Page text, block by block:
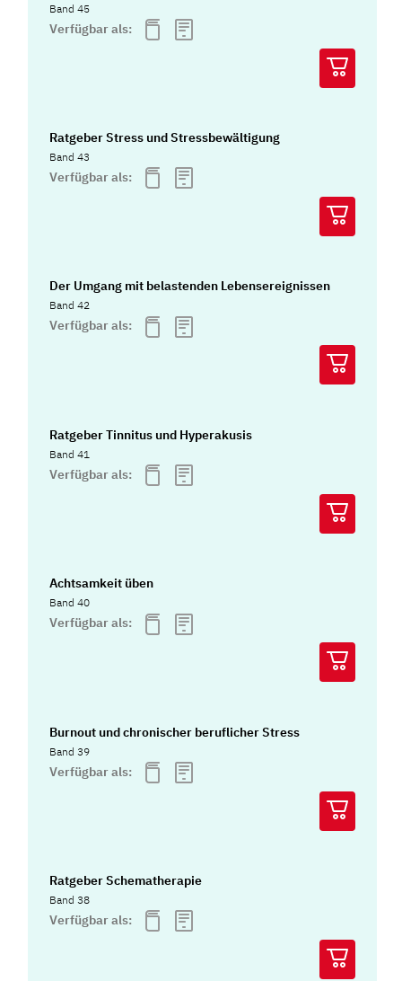
Band 45
Verfügbar als:
Ratgeber Stress und Stressbewältigung
Band 43
Verfügbar als:
Der Umgang mit belastenden Lebensereignissen
Band 42
Verfügbar als:
Ratgeber Tinnitus und Hyperakusis
Band 41
Verfügbar als:
Achtsamkeit üben
Band 40
Verfügbar als:
Burnout und chronischer beruflicher Stress
Band 39
Verfügbar als:
Ratgeber Schematherapie
Band 38
Verfügbar als: